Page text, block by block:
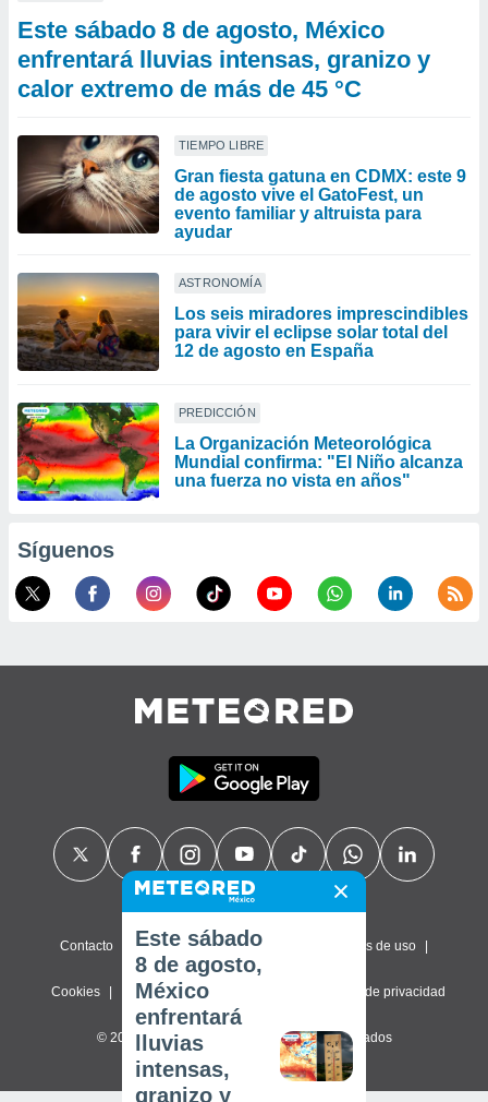
Este sábado 8 de agosto, México
enfrentará lluvias intensas, granizo y
calor extremo de más de 45 °C
TIEMPO LIBRE
Gran fiesta gatuna en CDMX: este 9
de agosto vive el GatoFest, un
evento familiar y altruista para
ayudar
ASTRONOMÍA
Los seis miradores imprescindibles
para vivir el eclipse solar total del
12 de agosto en España
PREDICCIÓN
La Organización Meteorológica
Mundial confirma: "El Niño alcanza
una fuerza no vista en años"
Síguenos
Contacto Sobre nosotros Términos de uso
Cookies Política de privacidad Configuración de privacidad
© 2026 Meteored. Todos los derechos reservados
Este sábado
8 de agosto,
México
enfrentará
lluvias
intensas,
granizo y